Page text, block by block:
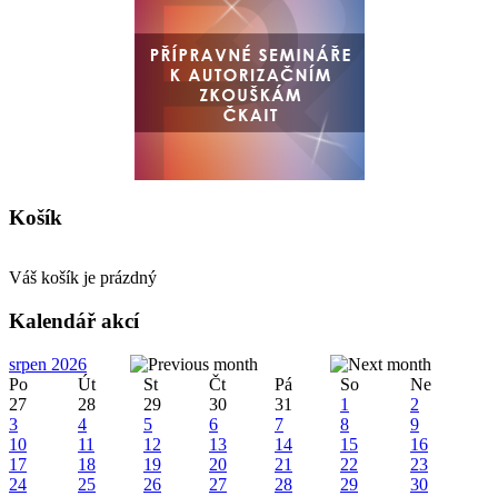
Košík
Váš košík je prázdný
Kalendář akcí
srpen 2026
Po
Út St Čt Pá So
Ne
27
28 29 30 31 1
2
3
4 5 6 7 8
9
10
11 12 13 14 15
16
17
18 19 20 21 22
23
24
25 26 27 28 29
30